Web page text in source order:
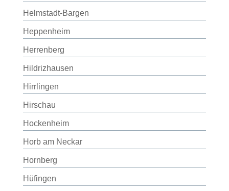
Helmstadt-Bargen
Heppenheim
Herrenberg
Hildrizhausen
Hirrlingen
Hirschau
Hockenheim
Horb am Neckar
Hornberg
Hüfingen